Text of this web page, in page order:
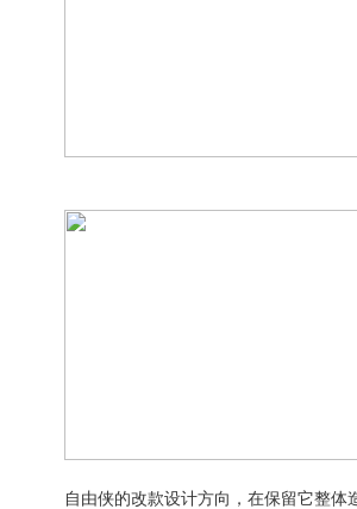
自由侠的改款设计方向，在保留它整体